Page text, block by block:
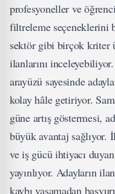
profesyoneller ve
filtreleme seçeneklerini
sektör gibi birçok kriter
ilanlarını
arayüzü sayesinde
kolay hâle getiriyor.
güne artış göstermesi,
büyük avantaj
ve iş gücü ihtiyacı
yayınlıyor. Adayların
kaybı yaşamadan